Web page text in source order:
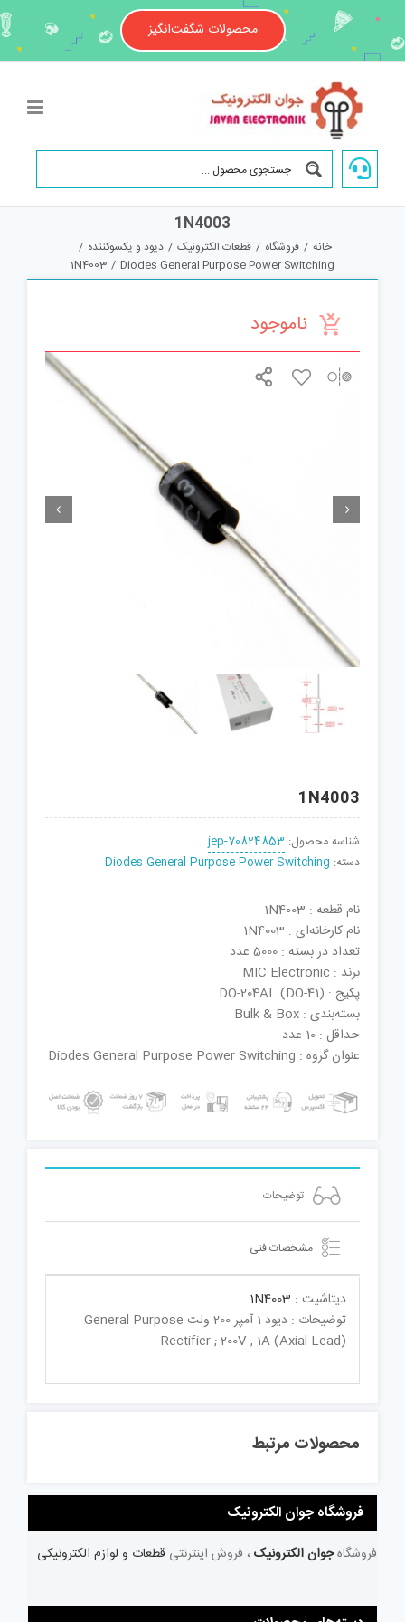
content
محصولات شگفت‌انگیز
1N4003
خانه / فروشگاه / قطعات الکترونیک / دیود و یکسوکننده /
Diodes General Purpose Power Switching
/
1N4003
ناموجود
 
1N4003
شناسه محصول: jep-70824853
دسته: Diodes General Purpose Power Switching
نام قطعه : 1N4003
نام کارخانه‌ای : 1N4003
تعداد در بسته : 5000 عدد
برند : MIC Electronic
پکیج : DO-204AL (DO-41)
بسته‌بندی : Bulk & Box
حداقل : 10 عدد
عنوان گروه : Diodes General Purpose Power Switching
توضیحات
مشخصات فنی
دیتاشیت : 1N4003
توضیحات : دیود 1 آمپر 200 ولت General Purpose
Rectifier ; 200V , 1A (Axial Lead)
محصولات مرتبط
فروشگاه جوان الکترونیک
فروشگاهجوان الکترونیک ، فروش اینترنتی قطعات و لوازم الکترونیکی